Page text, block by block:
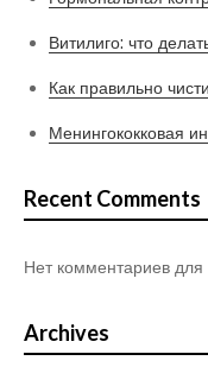
Витилиго: что
Как правильно
Менингококковая
Recent Comments
Нет комментариев для
Archives